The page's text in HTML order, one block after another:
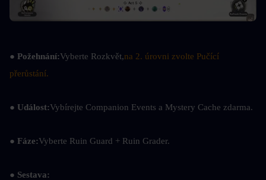
● Požehnání:Vyberte Rozkvět,na 2. úrovni zvolte Pučící
přerůstání.
● Událost:Vybírejte Companion Events a Mystery Cache zdarma.
● Fáze:Vyberte Ruin Guard + Ruin Grader.
● Sestava: